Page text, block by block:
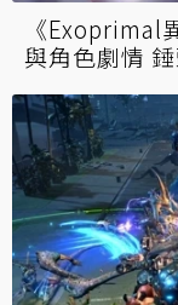
《Exoprimal
與角色劇情